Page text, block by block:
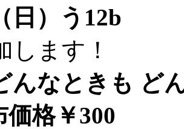
日）う12b
します！
んなときも ど
価格￥300